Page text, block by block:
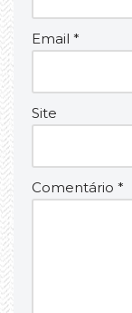
Email *
Site
Comentário *